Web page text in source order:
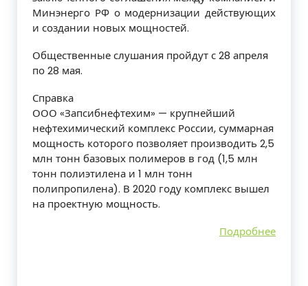
Минэнерго РФ о модернизации действующих
и создании новых мощностей.
Общественные слушания пройдут с 28 апреля
по 28 мая.
Справка
ООО «Запсибнефтехим» — крупнейший
нефтехимический комплекс России, суммарная
мощность которого позволяет производить 2,5
млн тонн базовых полимеров в год (1,5 млн
тонн полиэтилена и 1 млн тонн
полипропилена). В 2020 году комплекс вышел
на проектную мощность.
Подробнее